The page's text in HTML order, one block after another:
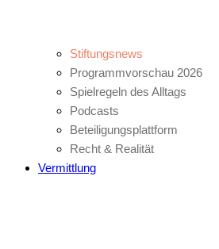
Stiftungsnews
Programmvorschau 2026
Spielregeln des Alltags
Podcasts
Beteiligungsplattform
Recht & Realität
Vermittlung